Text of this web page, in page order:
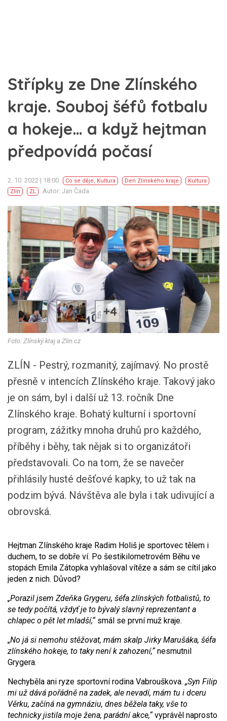
Střípky ze Dne Zlínského
kraje. Souboj šéfů fotbalu
a hokeje… a když hejtman
předpovídá počasí
2. 10. 2022 | 18:00 Co se děje, Kultura Den Zlínského kraje
Kultura
Zlín
ZL Autor: Jan Čada
+4
Foto: Zlínský kraj a Zlin.cz
ZLÍN - Pestrý, rozmanitý, zajímavý. No prostě
přesně v intencích Zlínského kraje. Takový jako
je on sám, byl i další už 13. ročník Dne
Zlínského kraje. Bohatý kulturní i sportovní
program, zážitky mnoha druhů pro každého,
příběhy i běhy, tak nějak si to organizátoři
představovali. Co na tom, že se navečer
přihlásily husté dešťové kapky, to už tak na
podzim bývá. Návštěva ale byla i tak udivující a
obrovská.
Hejtman Zlínského kraje Radim Holiš je sportovec tělem i
duchem, to se dobře ví. Po šestikilometrovém Běhu ve
stopách Emila Zátopka vyhlašoval vítěze a sám se cítil jako
jeden z nich. Důvod?
„Porazil jsem Zdeňka Grygeru, šéfa zlínských fotbalistů, to
se tedy počítá, vždyť je to bývalý slavný reprezentant a
chlapec o pět let mladší,“smál se první muž kraje.
„No já si nemohu stěžovat, mám skalp Jirky Marušáka, šéfa
zlínského hokeje, to taky není k zahození,“nesmutnil
Grygera.
Nechyběla ani ryze sportovní rodina Vabrouškova. „Syn Filip
mi už dává pořádně na zadek, ale nevadí, mám tu i dceru
Věrku, začíná na gymnáziu, dnes běžela taky, vše to
technicky jistila moje žena, parádní akce,“vyprávěl naprosto